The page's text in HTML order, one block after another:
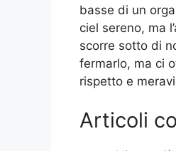
basse di un
ciel sereno, ma
scorre sotto di
fermarlo, ma ci
rispetto e
Articoli